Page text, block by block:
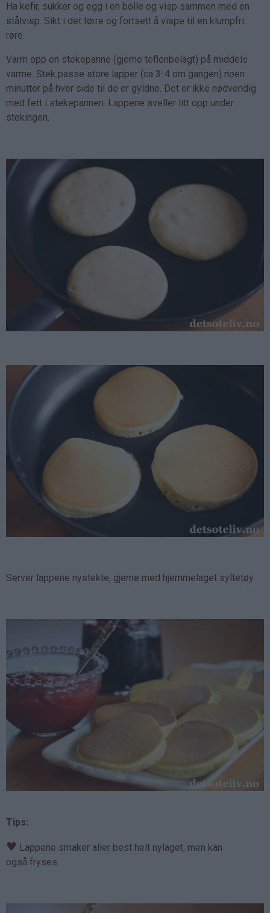
Ha kefir, sukker og egg i en bolle og visp sammen med en
stålvisp. Sikt i det tørre og fortsett å vispe til en klumpfri
røre.
Varm opp en stekepanne (gjerne teflonbelagt) på middels
varme. Stek passe store lapper (ca 3-4 om gangen) noen
minutter på hver side til de er gyldne. Det er ikke nødvendig
med fett i stekepannen. Lappene sveller litt opp under
stekingen.
Server lappene nystekte, gjerne med hjemmelaget syltetøy.
Tips:
♥ Lappene smaker aller best helt nylaget, men kan
også fryses.